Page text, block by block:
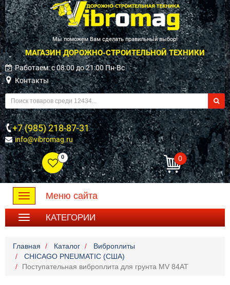
Мы поможем Вам сделать правильный выбор!
МАГАЗИН ДОРОЖНО-СТРОИТЕЛЬНОЙ ТЕХНИКИ
Работаем: c 08:00 до 21:00 Пн-Вс
Контакты
+7 (985) 218-87-31
info@vibromag.ru
0 0
Toggle
navigation
Меню сайта
КАТЕГОРИИ
Главная Каталог
Виброплиты
CHICAGO PNEUMATIC (США)
Поступательная виброплита для грунта MV 84AT